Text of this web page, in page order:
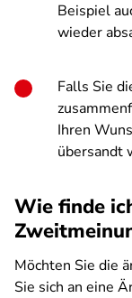
Beispiel
wieder
Falls Sie
Ihren
übersandt
Wie finde
Möchten Sie die
Sie sich an eine